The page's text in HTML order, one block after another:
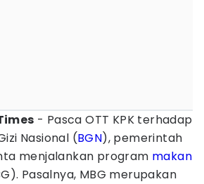
- Pasca OTT KPK terhadap
Nasional (BGN), pemerintah
menjalankan program makan
Pasalnya, MBG merupakan